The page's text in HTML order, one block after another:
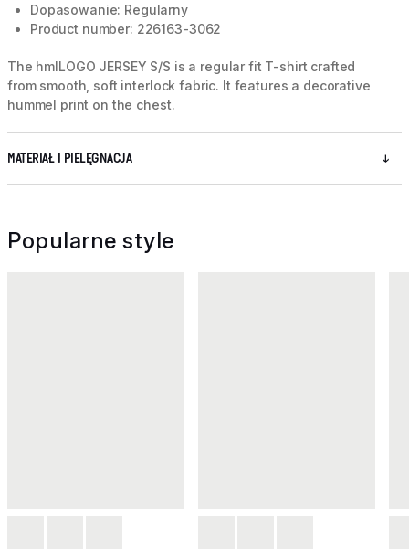
Dopasowanie: Regularny
Product number: 226163-3062
The hmlLOGO JERSEY S/S is a regular fit T-shirt crafted
from smooth, soft interlock fabric. It features a decorative
hummel print on the chest.
MATERIAŁ I PIELĘGNACJA
Popularne style